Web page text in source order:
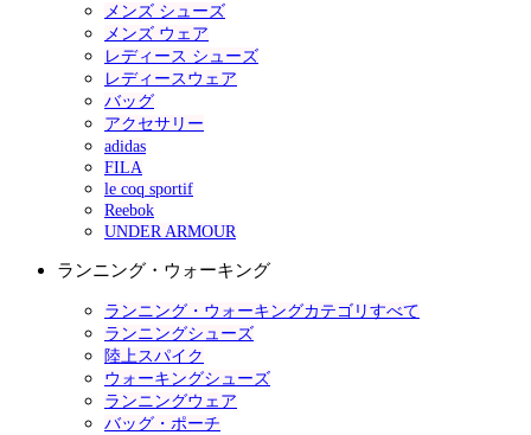
メンズ シューズ
メンズ ウェア
レディース シューズ
レディースウェア
バッグ
アクセサリー
adidas
FILA
le coq sportif
Reebok
UNDER ARMOUR
ランニング・ウォーキング
ランニング・ウォーキングカテゴリすべて
ランニングシューズ
陸上スパイク
ウォーキングシューズ
ランニングウェア
バッグ・ポーチ